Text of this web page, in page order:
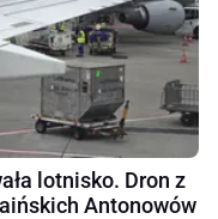
lotnisko. Dron z
Antonowów